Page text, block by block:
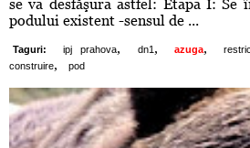
se va desfăşura astfel: Etapa I: Se
podului existent -sensul de ...
Taguri: ipj prahova, dn1, azuga,
construire, pod